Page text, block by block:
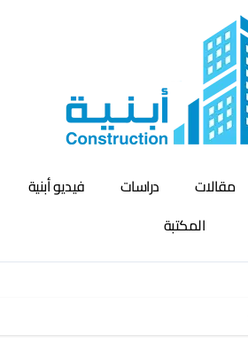
مقالات دراسات فيديو أبنية
المكتبة